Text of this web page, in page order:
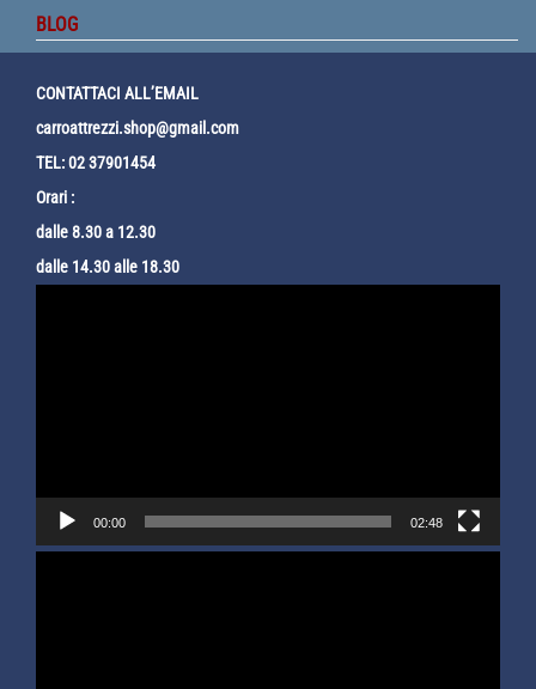
BLOG
CONTATTACI ALL’EMAIL
carroattrezzi.shop@gmail.com
TEL: 02 37901454
Orari :
dalle 8.30 a 12.30
dalle 14.30 alle 18.30
00:00 02:48